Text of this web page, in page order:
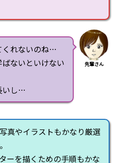
くれないのね…
ないといけない
いし…
先輩さん
真やイラストもかなり厳選
ーを描くための手順もかな